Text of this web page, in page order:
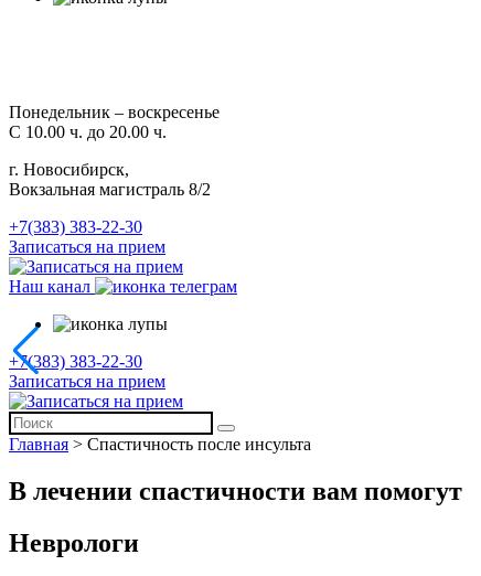
Понедельник – воскресенье
С 10.00 ч. до 20.00 ч.
г. Новосибирск,
Вокзальная магистраль 8/2
+7(383) 383-22-30
Записаться на прием
Наш канал
+7(383) 383-22-30
Записаться на прием
Главная > Спастичность после инсульта
В лечении спастичности вам помогут
Неврологи